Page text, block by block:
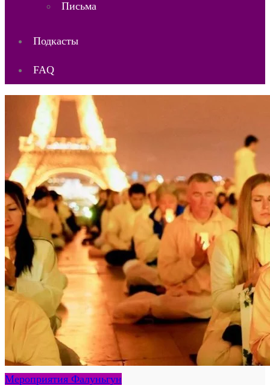
Письма
Подкасты
FAQ
Мероприятия Фалуньгун